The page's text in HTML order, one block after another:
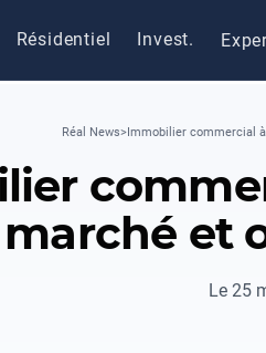
Résidentiel Invest.
Réal News>Immobilier commercial
marché et
Le 25